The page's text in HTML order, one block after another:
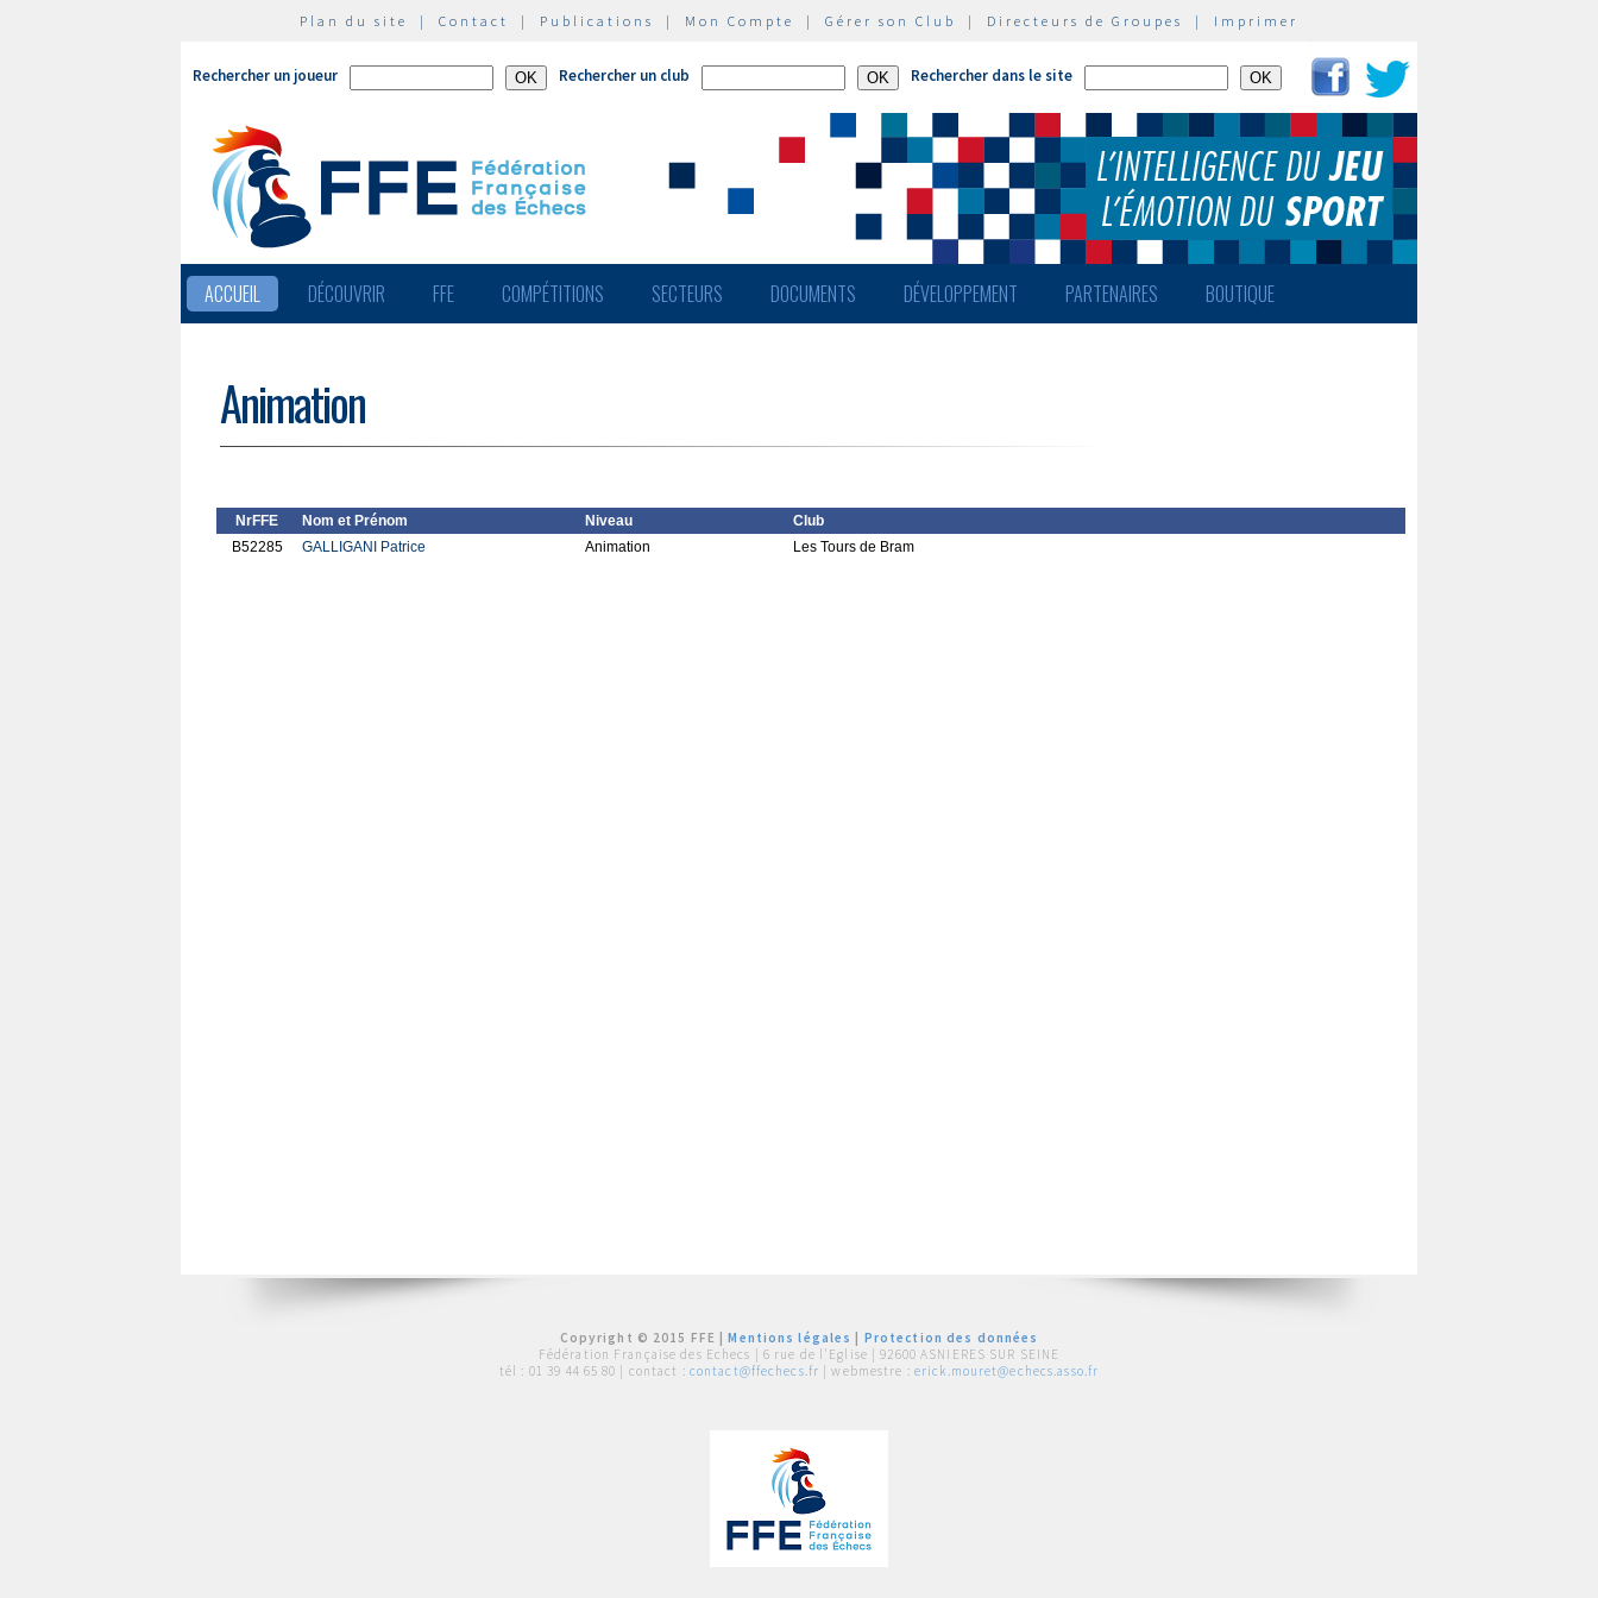
Plan du site | Contact | Publications | Mon Compte | Gérer son Club | Directeurs de Groupes | Imprimer
Rechercher un joueur Rechercher un club Rechercher dans le site
ACCUEIL DÉCOUVRIR FFE COMPÉTITIONS SECTEURS DOCUMENTS DÉVELOPPEMENT PARTENAIRES BOUTIQUE
Animation
NrFFE Nom et Prénom Niveau
Club
B52285
GALLIGANI Patrice Animation Les Tours de Bram
Copyright © 2015 FFE |Mentions légales
Protection des données
Fédération Française des Echecs | 6 rue de l'Eglise | 92600 ASNIERES SUR SEINE
tél : 01 39 44 65 80 | contact : contact@ffechecs.fr | webmestre : erick.mouret@echecs.asso.fr